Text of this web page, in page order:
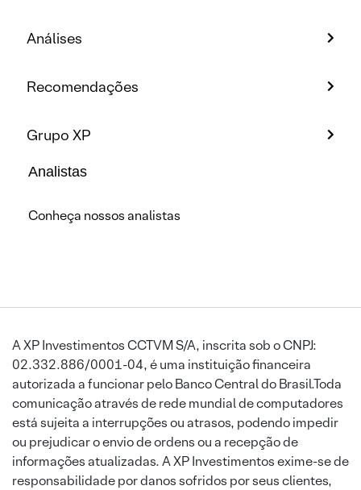
Análises
Recomendações
Grupo XP
Analistas
Conheça nossos analistas
A XP Investimentos CCTVM S/A, inscrita sob o CNPJ:
02.332.886/0001-04, é uma instituição financeira
autorizada a funcionar pelo Banco Central do Brasil.Toda
comunicação através de rede mundial de computadores
está sujeita a interrupções ou atrasos, podendo impedir
ou prejudicar o envio de ordens ou a recepção de
informações atualizadas. A XP Investimentos exime-se de
responsabilidade por danos sofridos por seus clientes,